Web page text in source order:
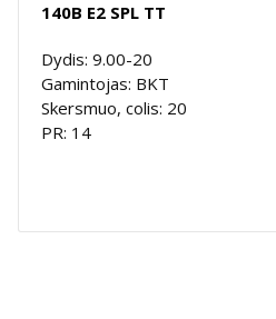
140B E2 SPL TT
Dydis: 9.00-20
Gamintojas: BKT
Skersmuo, colis: 20
PR: 14